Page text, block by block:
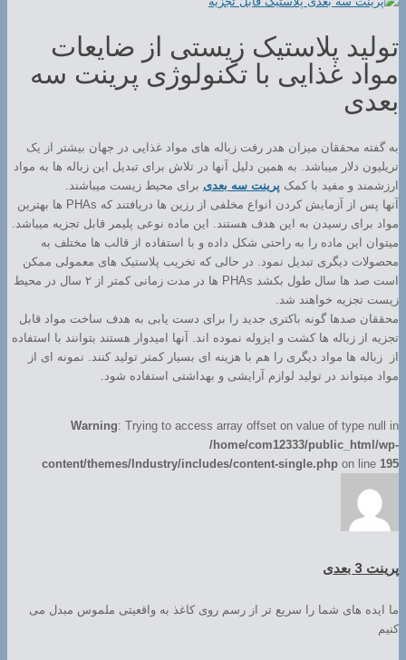
تولید پلاستیک زیستی از ضایعات
مواد غذایی با تکنولوژی پرینت سه
بعدی
به گفته محققان میزان هدر رفت زباله های مواد غذایی در جهان بیشتر از یک
تریلیون دلار میباشد. به همین دلیل آنها در تلاش برای تبدیل این زباله ها به مواد
ارزشمند و مفید با کمک پرینت سه بعدی برای محیط زیست میباشند.
آنها پس از آزمایش کردن انواع مخلفی از رزین ها دریافتند که PHAs ها بهترین
مواد برای رسیدن به این هدف هستند. این ماده نوعی پلیمر قابل تجزیه میباشد.
میتوان این ماده را به راحتی شکل داده و با استفاده از قالب ها مختلف به
محصولات دیگری تبدیل نمود. در حالی که تخریب پلاستیک های معمولی ممکن
است صد ها سال طول بکشد PHAs ها در مدت زمانی کمتر از ۲ سال در محیط
زیست تجزیه خواهند شد.
محققان صدها گونه باکتری جدید را برای دست یابی به هدف ساخت مواد قابل
تجزیه از زباله ها کشت و ایزوله نموده اند. آنها امیدوار هستند بتوانند با استفاده
از زباله ها مواد دیگری را هم با هزینه ای بسیار کمتر تولید کنند. نمونه ای از
مواد میتواند در تولید لوازم آرایشی و بهداشتی استفاده شود.
Warning: Trying to access array offset on value of type null in
/home/com12333/public_html/wp-
content/themes/Industry/includes/content-single.php on line 195
پرینت 3 بعدی
ما ایده های شما را سریع تر از رسم روی کاغذ به واقعیتی ملموس مبدل می
کنیم